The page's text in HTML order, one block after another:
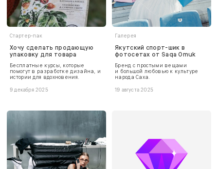
Стартер-пак
Хочу сделать продающую
упаковку для товара
Бесплатные курсы, которые
помогут в разработке дизайна, и
истории для вдохновения.
9 декабря 2025
Галерея
Якутский спорт-шик в
фотосетах от Saqa Omuk
Бренд с простыми вещами
и большой любовью к культуре
народа Саха.
19 августа 2025